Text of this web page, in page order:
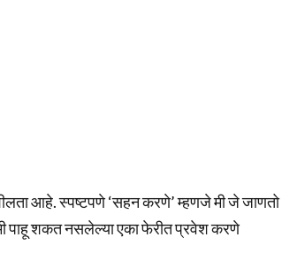
आहे. स्पष्टपणे ‘सहन करणे’ म्हणजे मी जे जाणतो
पाहू शकत नसलेल्या एका फेरीत प्रवेश करणे